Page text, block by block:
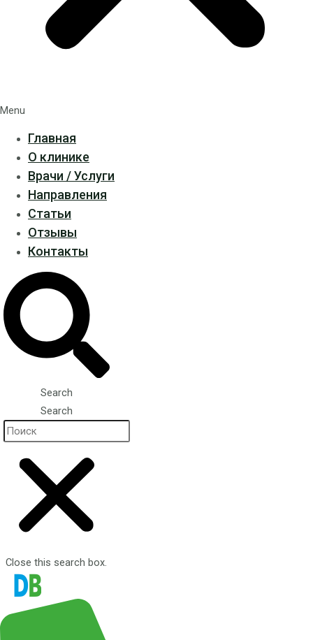
Menu
Главная
О клинике
Врачи / Услуги
Направления
Статьи
Отзывы
Контакты
Search
Search
Close this search box.